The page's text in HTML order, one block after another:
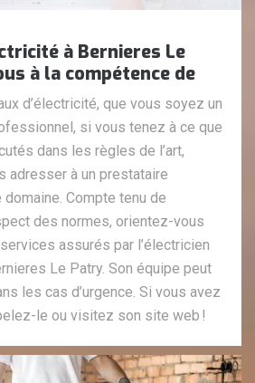
à Bernieres Le
à la compétence de
d’électricité, que vous soyez un
si vous tenez à ce que
dans les règles de l’art,
adresser à un prestataire
Compte tenu de
des normes, orientez-vous
assurés par l’électricien
Le Patry. Son équipe peut
les cas d’urgence. Si vous avez
le ou visitez son site web !